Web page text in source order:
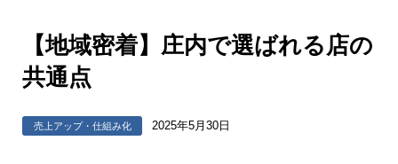
【地域密着】庄内で選ばれる店の
共通点
売上アップ・仕組み化 2025年5月30日